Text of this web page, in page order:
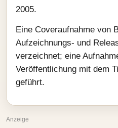
2005.
Eine Coveraufnahme von
Aufzeichnungs- und
verzeichnet; eine
Veröffentlichung mit dem
geführt.
Anzeige